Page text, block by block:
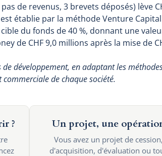
de revenus, 3 brevets déposés) lève
établie par la méthode Venture
du fonds de 40 %, donnant une
de CHF 9,0 millions après la mise de
développement, en adaptant les
de chaque société.
? Un projet, une
Vous avez un projet de
d'acquisition, d'évaluation ou